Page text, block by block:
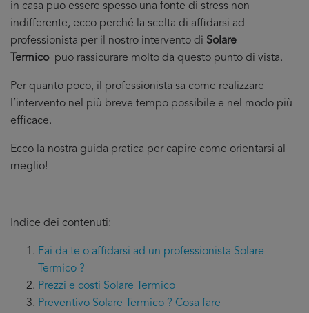
in casa puo essere spesso una fonte di stress non
indifferente, ecco perché la scelta di affidarsi ad
professionista per il nostro intervento di Solare
Termico puo rassicurare molto da questo punto di vista.
Per quanto poco, il professionista sa come realizzare
l’intervento nel più breve tempo possibile e nel modo più
efficace.
Ecco la nostra guida pratica per capire come orientarsi al
meglio!
Indice dei contenuti:
Fai da te o affidarsi ad un professionista Solare
Termico ?
Prezzi e costi Solare Termico
Preventivo Solare Termico ? Cosa fare